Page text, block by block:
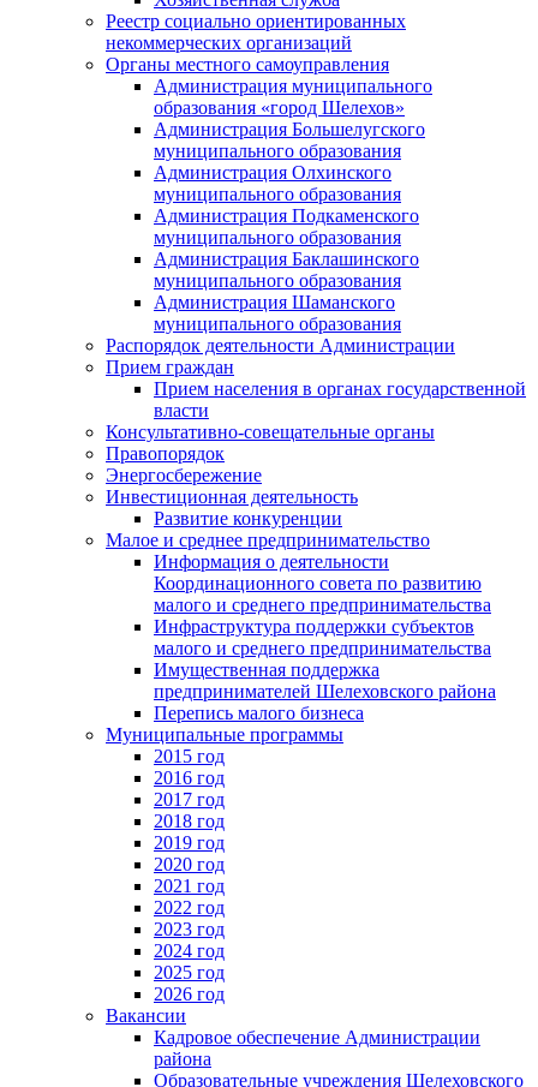
Реестр социально ориентированных
некоммерческих организаций
Органы местного самоуправления
Администрация муниципального
образования «город Шелехов»
Администрация Большелугского
муниципального образования
Администрация Олхинского
муниципального образования
Администрация Подкаменского
муниципального образования
Администрация Баклашинского
муниципального образования
Администрация Шаманского
муниципального образования
Распорядок деятельности Администрации
Прием граждан
Прием населения в органах государственной
власти
Консультативно-совещательные органы
Правопорядок
Энергосбережение
Инвестиционная деятельность
Развитие конкуренции
Малое и среднее предпринимательство
Информация о деятельности
Координационного совета по развитию
малого и среднего предпринимательства
Инфраструктура поддержки субъектов
малого и среднего предпринимательства
Имущественная поддержка
предпринимателей Шелеховского района
Перепись малого бизнеса
Муниципальные программы
2015 год
2016 год
2017 год
2018 год
2019 год
2020 год
2021 год
2022 год
2023 год
2024 год
2025 год
2026 год
Вакансии
Кадровое обеспечение Администрации
района
Образовательные учреждения Шелеховского